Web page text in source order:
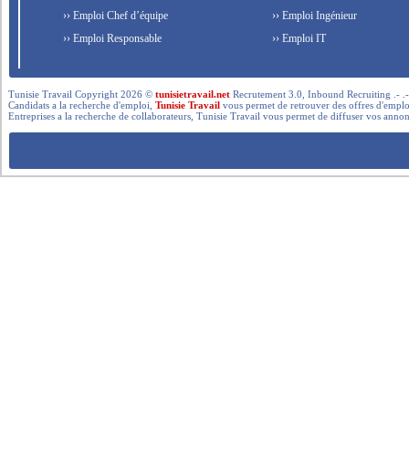
›› Emploi Chef d’équipe
›› Emploi Responsable
›› Emploi Ingénieur
›› Emploi IT
Tunisie Travail Copyright 2026 ©tunisietravail.net Recrutement 3.0, Inbound Recruiting .-
Candidats a la recherche d'emploi,Tunisie Travail vous permet de retrouver des offres
Entreprises a la recherche de collaborateurs, Tunisie Travail vous permet de diffuser vos